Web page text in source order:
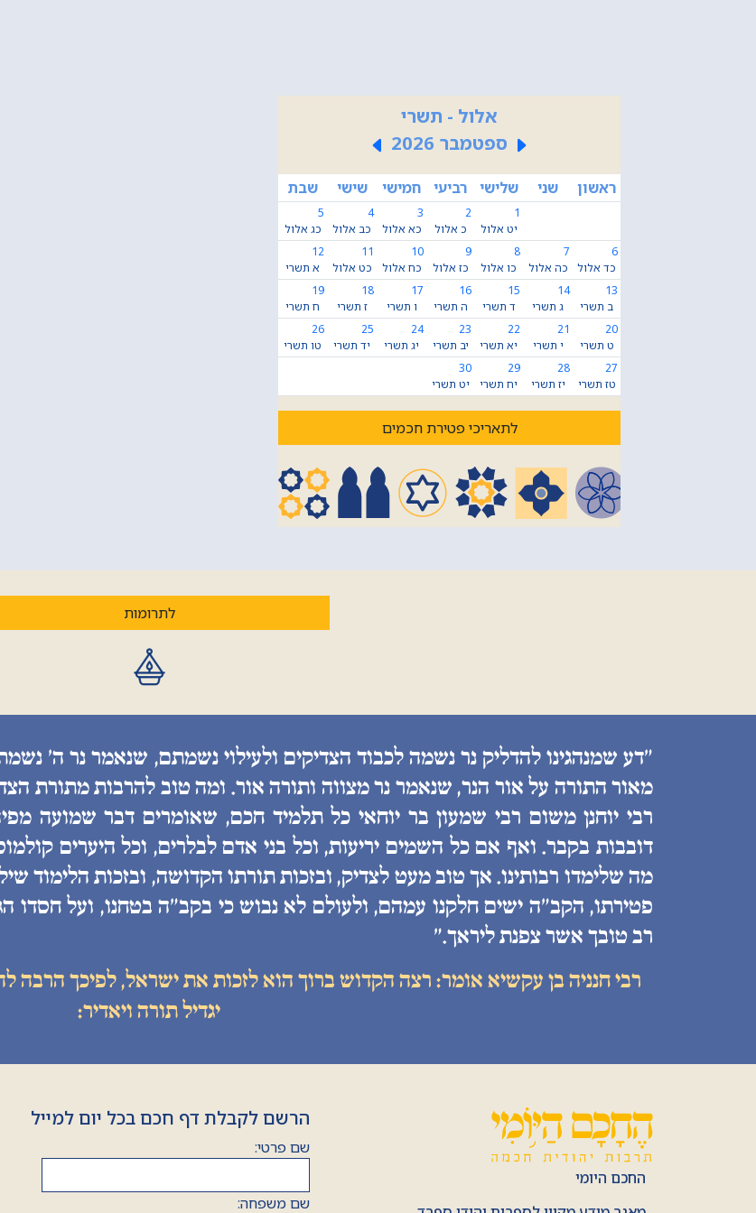
אלול - תשרי
ספטמבר 2026
ראשון שני שלישי רביעי חמישי שישי שבת
1
יט אלול
2
כ אלול
3
כא אלול
4
כב אלול
5
כג אלול
6
כד אלול
7
כה אלול
8
כו אלול
9
כז אלול
10
כח אלול
11
כט אלול
12
א תשרי
13
ב תשרי
14
ג תשרי
15
ד תשרי
16
ה תשרי
17
ו תשרי
18
ז תשרי
19
ח תשרי
20
ט תשרי
21
י תשרי
22
יא תשרי
23
יב תשרי
24
יג תשרי
25
יד תשרי
26
טו תשרי
27
טז תשרי
28
יז תשרי
29
יח תשרי
30
יט תשרי
לתאריכי פטירת חכמים
לתרומות
״דע שמנהגינו להדליק נר נשמה לכבוד הצדיקים ולעילוי נשמתם, שנאמר נר ה׳
מאור התורה על אור הנר, שנאמר נר מצווה ותורה אור. ומה טוב להרבות מתורת
רבי יוחנן משום רבי שמעון בר יוחאי כל תלמיד חכם, שאומרים דבר שמועה
דובבות בקבר. ואף אם כל השמים יריעות, וכל בני אדם לבלרים, וכל היערים
מה שלימדו רבותינו. אך טוב מעט לצדיק, ובזכות תורתו הקדושה, ובזכות הלימוד
פטירתו, הקב״ה ישים חלקנו עמהם, ולעולם לא נבוש כי בקב״ה בטחנו, ועל חסדו
רב טובך אשר צפנת ליראך.״
רבי חנניה בן עקשיא אומר: רצה הקדוש ברוך הוא לזכות את ישראל, לפיכך הרבה
יגדיל תורה ויאדיר:
החכם היומי
הרשם לקבלת דף חכם בכל יום למייל
שם פרטי:
שם משפחה: